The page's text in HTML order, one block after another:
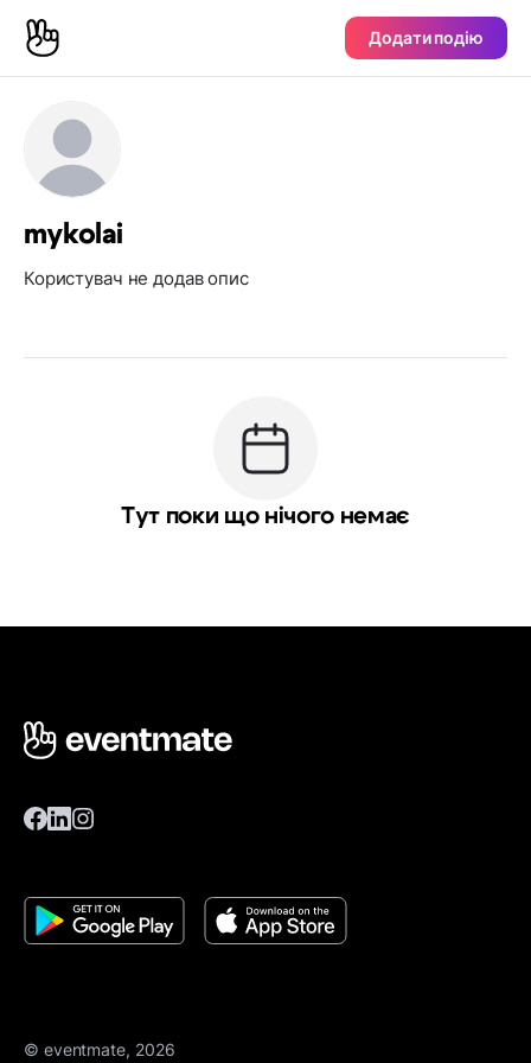
Додати подію
mykolai
Користувач не додав опис
Тут поки що нічого немає
© eventmate, 2026